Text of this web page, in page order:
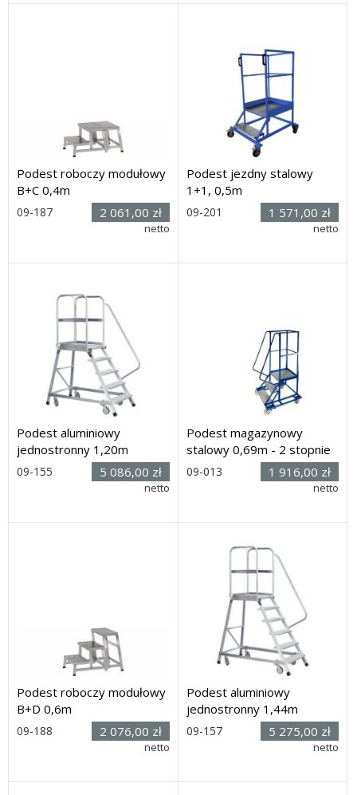
Podest roboczy modułowy
B+C 0,4m
09-187 2 061,00 zł
netto
Podest jezdny stalowy
1+1, 0,5m
09-201 1 571,00 zł
netto
Podest aluminiowy
jednostronny 1,20m
09-155 5 086,00 zł
netto
Podest magazynowy
stalowy 0,69m - 2 stopnie
09-013 1 916,00 zł
netto
Podest roboczy modułowy
B+D 0,6m
09-188 2 076,00 zł
netto
Podest aluminiowy
jednostronny 1,44m
09-157 5 275,00 zł
netto